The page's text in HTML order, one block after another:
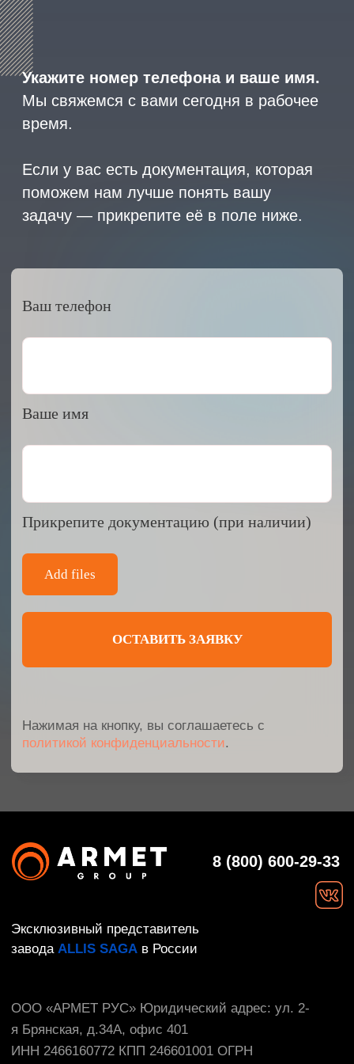
ООО «АРМЕТ РУС» Юридический адрес: ул. 2-
я Брянская, д.34А, офис 401
2023 © ARMET GROUP
Эксклюзивный представитель
завода